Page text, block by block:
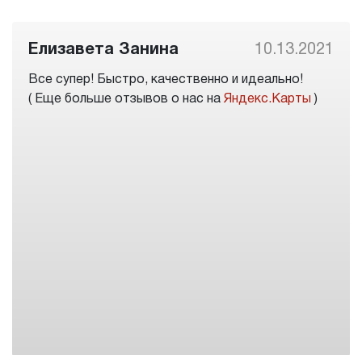
Елизавета Занина 10.13.2021
Все супер! Быстро, качественно и идеально!
( Еще больше отзывов о нас на Яндекс.Карты )